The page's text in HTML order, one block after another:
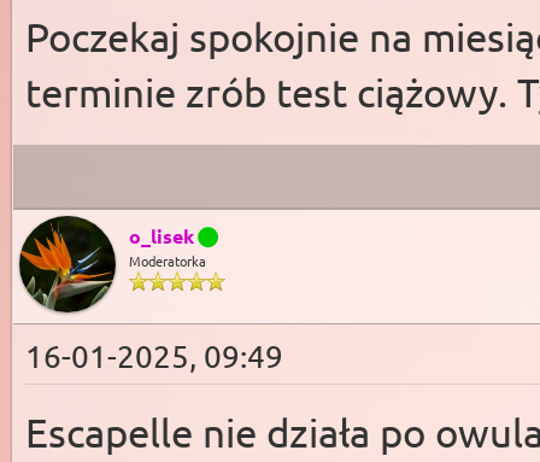
Poczekaj spokojnie na
terminie zrób test ciążowy.
o_lisek
Moderatorka
16-01-2025, 09:49
Escapelle nie działa po